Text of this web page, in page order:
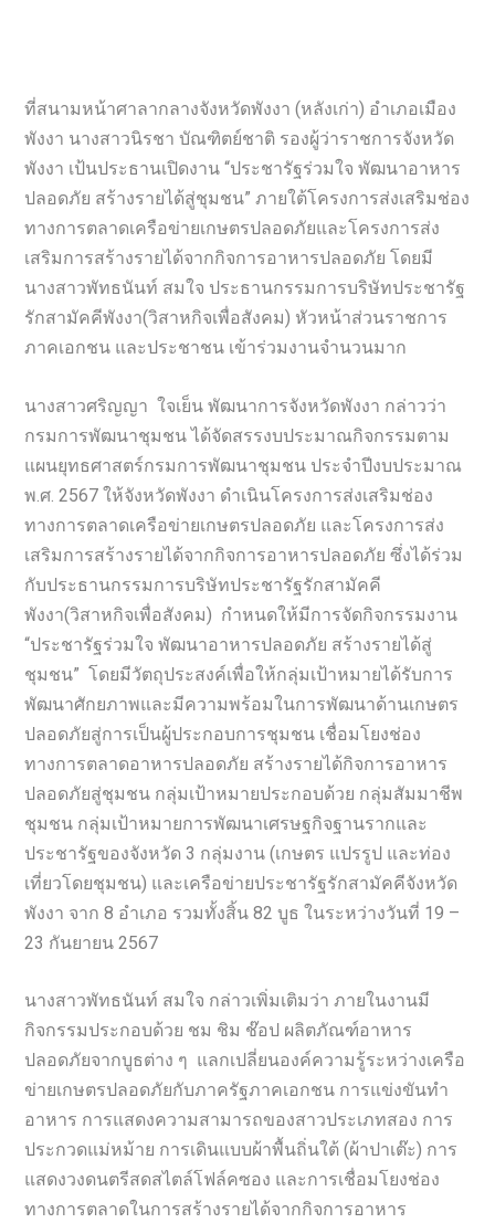
ที่สนามหน้าศาลากลางจังหวัดพังงา (หลังเก่า) อำเภอเมือง
พังงา นางสาวนิรชา บัณฑิตย์ชาติ รองผู้ว่าราชการจังหวัด
พังงา เป้นประธานเปิดงาน “ประชารัฐร่วมใจ พัฒนาอาหาร
ปลอดภัย สร้างรายได้สู่ชุมชน” ภายใต้โครงการส่งเสริมช่อง
ทางการตลาดเครือข่ายเกษตรปลอดภัยและโครงการส่ง
เสริมการสร้างรายได้จากกิจการอาหารปลอดภัย โดยมี
นางสาวพัทธนันท์ สมใจ ประธานกรรมการบริษัทประชารัฐ
รักสามัคคีพังงา(วิสาหกิจเพื่อสังคม) หัวหน้าส่วนราชการ
ภาคเอกชน และประชาชน เข้าร่วมงานจำนวนมาก
นางสาวศริญญา ใจเย็น พัฒนาการจังหวัดพังงา กล่าวว่า
กรมการพัฒนาชุมชน ได้จัดสรรงบประมาณกิจกรรมตาม
แผนยุทธศาสตร์กรมการพัฒนาชุมชน ประจำปีงบประมาณ
พ.ศ. 2567 ให้จังหวัดพังงา ดำเนินโครงการส่งเสริมช่อง
ทางการตลาดเครือข่ายเกษตรปลอดภัย และโครงการส่ง
เสริมการสร้างรายได้จากกิจการอาหารปลอดภัย ซึ่งได้ร่วม
กับประธานกรรมการบริษัทประชารัฐรักสามัคคี
พังงา(วิสาหกิจเพื่อสังคม) กำหนดให้มีการจัดกิจกรรมงาน
“ประชารัฐร่วมใจ พัฒนาอาหารปลอดภัย สร้างรายได้สู่
ชุมชน” โดยมีวัตถุประสงค์เพื่อให้กลุ่มเป้าหมายได้รับการ
พัฒนาศักยภาพและมีความพร้อมในการพัฒนาด้านเกษตร
ปลอดภัยสู่การเป็นผู้ประกอบการชุมชน เชื่อมโยงช่อง
ทางการตลาดอาหารปลอดภัย สร้างรายได้กิจการอาหาร
ปลอดภัยสู่ชุมชน กลุ่มเป้าหมายประกอบด้วย กลุ่มสัมมาชีพ
ชุมชน กลุ่มเป้าหมายการพัฒนาเศรษฐกิจฐานรากและ
ประชารัฐของจังหวัด 3 กลุ่มงาน (เกษตร แปรรูป และท่อง
เที่ยวโดยชุมชน) และเครือข่ายประชารัฐรักสามัคคีจังหวัด
พังงา จาก 8 อำเภอ รวมทั้งสิ้น 82 บูธ ในระหว่างวันที่ 19 –
23 กันยายน 2567
นางสาวพัทธนันท์ สมใจ กล่าวเพิ่มเติมว่า ภายในงานมี
กิจกรรมประกอบด้วย ชม ชิม ช๊อป ผลิตภัณฑ์อาหาร
ปลอดภัยจากบูธต่าง ๆ แลกเปลี่ยนองค์ความรู้ระหว่างเครือ
ข่ายเกษตรปลอดภัยกับภาครัฐภาคเอกชน การแข่งขันทำ
อาหาร การแสดงความสามารถของสาวประเภทสอง การ
ประกวดแม่หม้าย การเดินแบบผ้าพื้นถิ่นใต้ (ผ้าปาเต๊ะ) การ
แสดงวงดนตรีสดสไตล์โฟล์คซอง และการเชื่อมโยงช่อง
ทางการตลาดในการสร้างรายได้จากกิจการอาหาร